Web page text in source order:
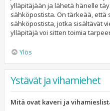
ylläpitäjään ja lähetä hänelle
sähköpostista. On tärkeää,
sähköpostista, jotka sisältävät
ylläpitäjä voi sitten toimia
Ylös
Ystävät ja vihamiehet
Mitä ovat kaveri ja